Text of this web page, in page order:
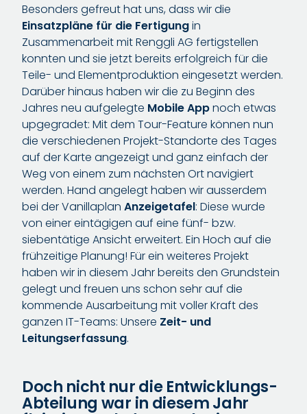
Besonders gefreut hat uns, dass wir die
Einsatzpläne für die Fertigungin
Zusammenarbeit mit Renggli AG fertigstellen
konnten und sie jetzt bereits erfolgreich für die
Teile- und Elementproduktion eingesetzt werden.
Darüber hinaus haben wir die zu Beginn des
Jahres neu aufgelegte Mobile Appnoch etwas
upgegradet: Mit dem Tour-Feature können nun
die verschiedenen Projekt-Standorte des Tages
auf der Karte angezeigt und ganz einfach der
Weg von einem zum nächsten Ort navigiert
werden. Hand angelegt haben wir ausserdem
bei der Vanillaplan Anzeigetafel: Diese wurde
von einer eintägigen auf eine fünf- bzw.
siebentätige Ansicht erweitert. Ein Hoch auf die
frühzeitige Planung! Für ein weiteres Projekt
haben wir in diesem Jahr bereits den Grundstein
gelegt und freuen uns schon sehr auf die
kommende Ausarbeitung mit voller Kraft des
ganzen IT-Teams: Unsere Zeit- und
Leitungserfassung.
Doch nicht nur die Entwicklungs-
Abteilung war in diesem Jahr